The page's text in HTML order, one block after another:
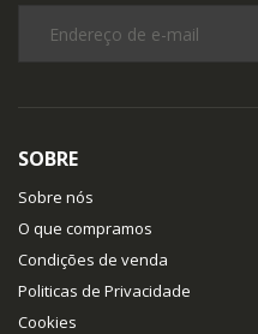
SOBRE
Sobre nós
O que compramos
Condições de venda
Politicas de Privacidade
Cookies